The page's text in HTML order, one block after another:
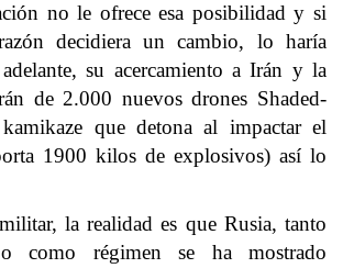
no le ofrece esa posibilidad y si
decidiera un cambio, lo haría
su acercamiento a Irán y la
de 2.000 nuevos drones Shaded-
que detona al impactar el
1900 kilos de explosivos) así lo
la realidad es que Rusia, tanto
como régimen se ha mostrado